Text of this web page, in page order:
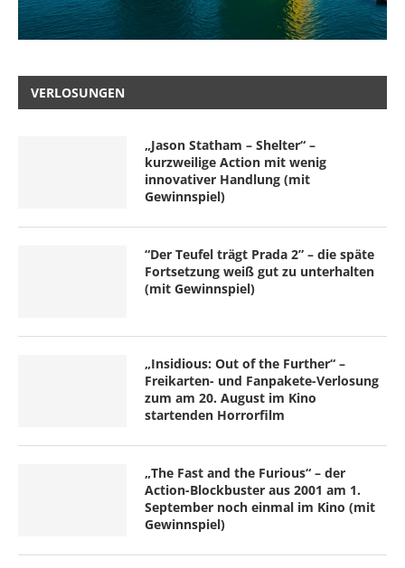
VERLOSUNGEN
„Jason Statham – Shelter“ –
kurzweilige Action mit wenig
innovativer Handlung (mit
Gewinnspiel)
“Der Teufel trägt Prada 2” – die späte
Fortsetzung weiß gut zu unterhalten
(mit Gewinnspiel)
„Insidious: Out of the Further“ –
Freikarten- und Fanpakete-Verlosung
zum am 20. August im Kino
startenden Horrorfilm
„The Fast and the Furious“ – der
Action-Blockbuster aus 2001 am 1.
September noch einmal im Kino (mit
Gewinnspiel)